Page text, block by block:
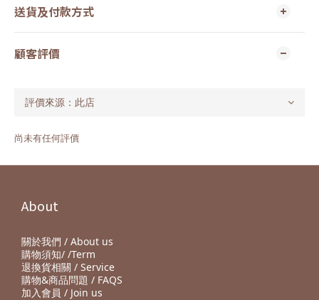
送貨及付款方式
顧客評價
尚未有任何評價
About
關於我們 / About us
購物須知/ /Term
退換貨相關 / Service
購物&商品問題 / FAQS
加入會員 / Join us